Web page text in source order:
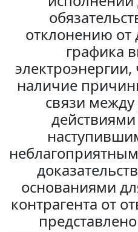
отклонению от
графика
электроэнергии,
наличие
связи
основаниями
контрагента от